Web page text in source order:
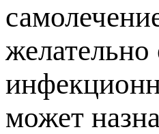
желательно
может